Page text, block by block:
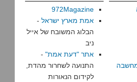
972Magazine
אמת מארץ ישראל -
הבלוג המשובח של אייל
ניב
אתר "דעת אמת" -
התנועה לשחרור מהדת,
לקידום הנאורות